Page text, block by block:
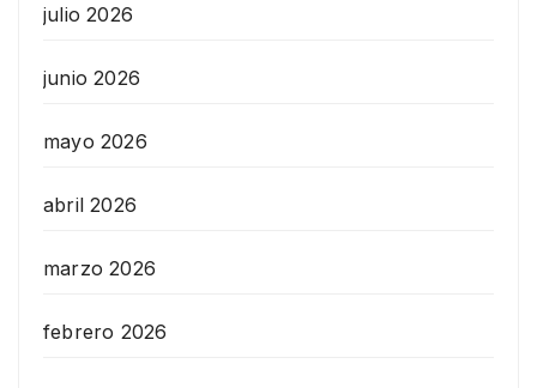
julio 2026
junio 2026
mayo 2026
abril 2026
marzo 2026
febrero 2026